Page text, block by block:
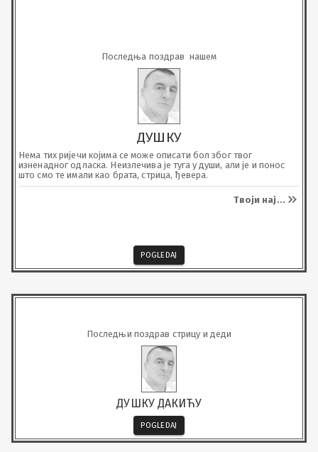
Последња поздрав  нашем
ДУШКУ
Нема тих ријечи којима се може описати бол због твог
изненадног одласка. Неизлечива је туга у души, али је и понос
што смо те имали као брата, стрица, ђевера.
Твоји нај ...
POGLEDAJ
Последњи поздрав стрицу и деди
ДУШКУ ДАКИЋУ
POGLEDAJ